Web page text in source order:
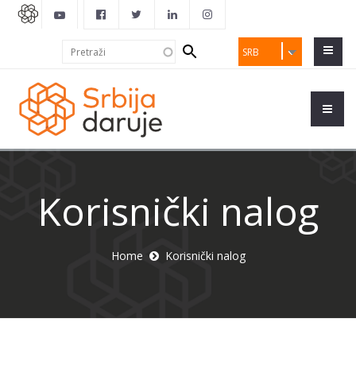
SRB
Search
form
Korisnički nalog
Home Korisnički nalog